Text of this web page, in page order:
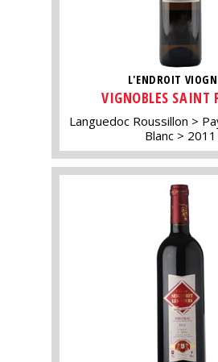
L'ENDROIT
VIGNOBLES SAINT
Languedoc Roussillon
Blanc
2011